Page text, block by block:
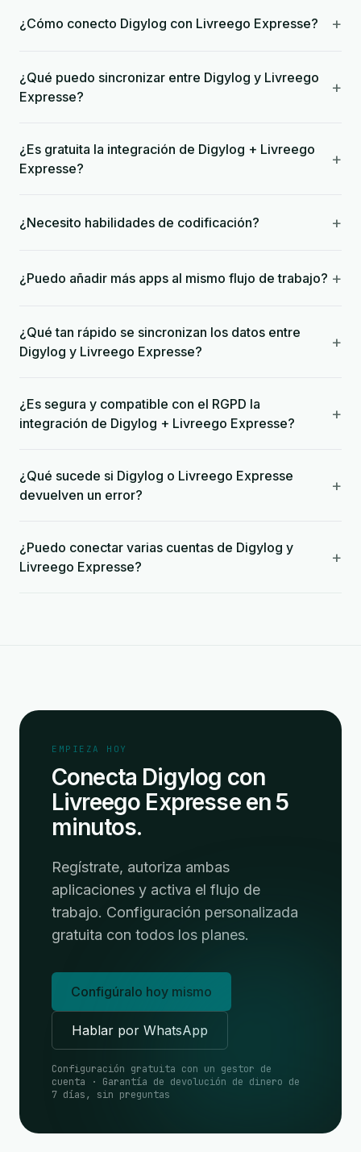
¿Cómo conecto Digylog con Livreego Expresse? +
¿Qué puedo sincronizar entre Digylog y Livreego
Expresse?
+
¿Es gratuita la integración de Digylog + Livreego
Expresse?
+
¿Necesito habilidades de codificación? +
¿Puedo añadir más apps al mismo flujo de trabajo? +
¿Qué tan rápido se sincronizan los datos entre
Digylog y Livreego Expresse?
+
¿Es segura y compatible con el RGPD la
integración de Digylog + Livreego Expresse?
+
¿Qué sucede si Digylog o Livreego Expresse
devuelven un error?
+
¿Puedo conectar varias cuentas de Digylog y
Livreego Expresse?
+
EMPIEZA HOY
Conecta Digylog con
Livreego Expresse en 5
minutos.
Regístrate, autoriza ambas
aplicaciones y activa el flujo de
trabajo. Configuración personalizada
gratuita con todos los planes.
Configúralo hoy mismo
Hablar por WhatsApp
Configuración gratuita con un gestor de
cuenta · Garantía de devolución de dinero de
7 días, sin preguntas